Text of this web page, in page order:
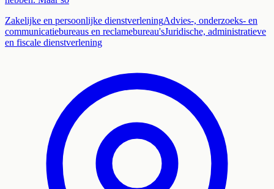
Zakelijke en persoonlijke dienstverleningAdvies-, onderzoeks- en
communicatiebureaus en reclamebureau'sJuridische, administratieve
en fiscale dienstverlening